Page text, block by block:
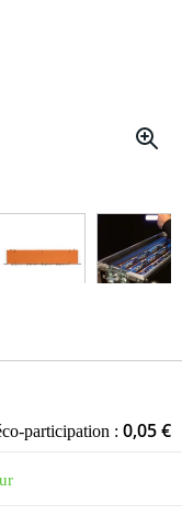
participation : 0,05 €